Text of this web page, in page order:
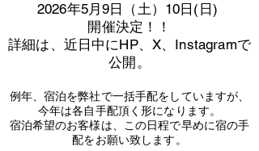
2026年5月9日（土）10日(日)
​開催決定！！
詳細は、近日中にHP、X、Instagramで
公開。
例年、宿泊を弊社で一括手配をしていますが、
今年は各自手配頂く形になります。
​宿泊希望のお客様は、この日程で早めに宿の手
配をお願い致します。